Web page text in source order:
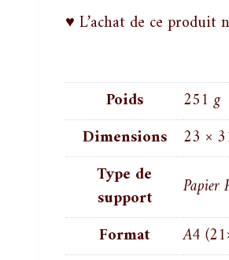
♥ L’achat de ce produit
Poids
251 g
Dimensions
23 ×
Type de
support
Papier
Format
A4